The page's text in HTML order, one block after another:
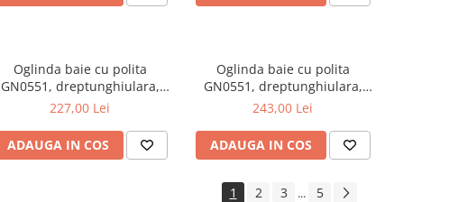
Oglinda baie cu polita
GN0551, dreptunghiulara,
PAL, 70 cm, alb
227,00 Lei
ADAUGA IN COS
Oglinda baie cu polita
GN0551, dreptunghiulara,
PAL, 80 cm, alb
243,00 Lei
ADAUGA IN COS
1 2 3 ... 5